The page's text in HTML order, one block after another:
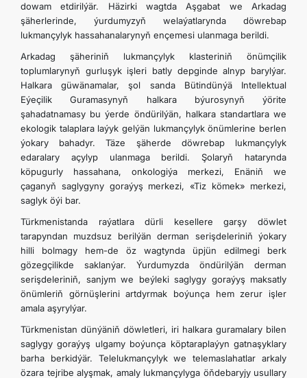
dowam etdirilýär. Häzirki wagtda Aşgabat we Arkadag
şäherlerinde, ýurdumyzyň welaýatlarynda döwrebap
lukmançylyk hassahanalarynyň ençemesi ulanmaga berildi.
Arkadag şäheriniň lukmançylyk klasteriniň önümçilik
toplumlarynyň gurluşyk işleri batly depginde alnyp barylýar.
Halkara güwänamalar, şol sanda Bütindünýä Intellektual
Eýeçilik Guramasynyň halkara býurosynyň ýörite
şahadatnamasy bu ýerde öndürilýän, halkara standartlara we
ekologik talaplara laýyk gelýän lukmançylyk önümlerine berlen
ýokary bahadyr. Täze şäherde döwrebap lukmançylyk
edaralary açylyp ulanmaga berildi. Şolaryň hatarynda
köpugurly hassahana, onkologiýa merkezi, Enäniň we
çaganyň saglygyny goraýyş merkezi, «Tiz kömek» merkezi,
saglyk öýi bar.
Türkmenistanda raýatlara dürli kesellere garşy döwlet
tarapyndan muzdsuz berilýän derman serişdeleriniň ýokary
hilli bolmagy hem-de öz wagtynda üpjün edilmegi berk
gözegçilikde saklanýar. Ýurdumyzda öndürilýän derman
serişdeleriniň, sanjym we beýleki saglygy goraýyş maksatly
önümleriň görnüşlerini artdyrmak boýunça hem zerur işler
amala aşyrylýar.
Türkmenistan dünýäniň döwletleri, iri halkara guramalary bilen
saglygy goraýyş ulgamy boýunça köptaraplaýyn gatnaşyklary
barha berkidýär. Telelukmançylyk we telemaslahatlar arkaly
özara tejribe alyşmak, amaly lukmançylyga öňdebaryjy usullary